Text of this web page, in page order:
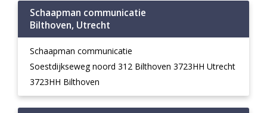
Schaapman communicatie
Bilthoven, Utrecht
Schaapman communicatie
Soestdijkseweg noord 312 Bilthoven 3723HH Utrecht
3723HH Bilthoven